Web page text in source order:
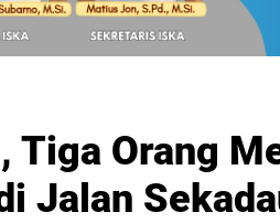
Tiga Orang
Jalan